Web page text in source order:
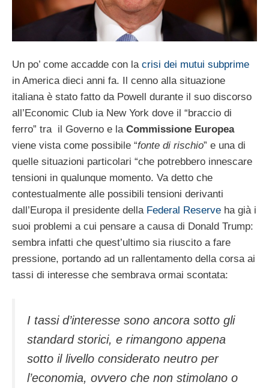
Un po’ come accadde con la crisi dei mutui subprime
in America dieci anni fa. Il cenno alla situazione
italiana è stato fatto da Powell durante il suo discorso
all’Economic Club ia New York dove il “braccio di
ferro” tra il Governo e la Commissione Europea
viene vista come possibile “fonte di rischio” e una di
quelle situazioni particolari “che potrebbero innescare
tensioni in qualunque momento. Va detto che
contestualmente alle possibili tensioni derivanti
dall’Europa il presidente della Federal Reserve ha già i
suoi problemi a cui pensare a causa di Donald Trump:
sembra infatti che quest’ultimo sia riuscito a fare
pressione, portando ad un rallentamento della corsa ai
tassi di interesse che sembrava ormai scontata:
I tassi d’interesse sono ancora sotto gli
standard storici, e rimangono appena
sotto il livello considerato neutro per
l’economia, ovvero che non stimolano o